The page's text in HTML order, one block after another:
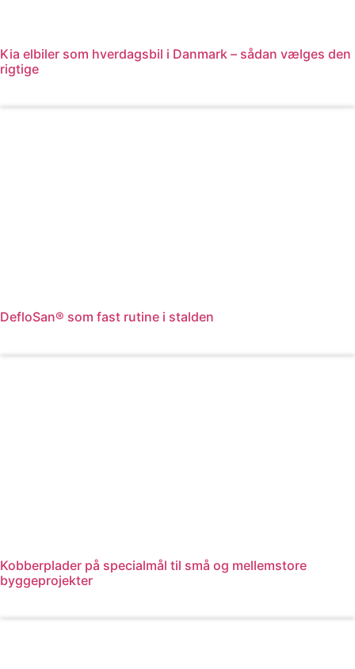
Kia elbiler som hverdagsbil i Danmark – sådan vælges den
rigtige
DefloSan® som fast rutine i stalden
Kobberplader på specialmål til små og mellemstore
byggeprojekter